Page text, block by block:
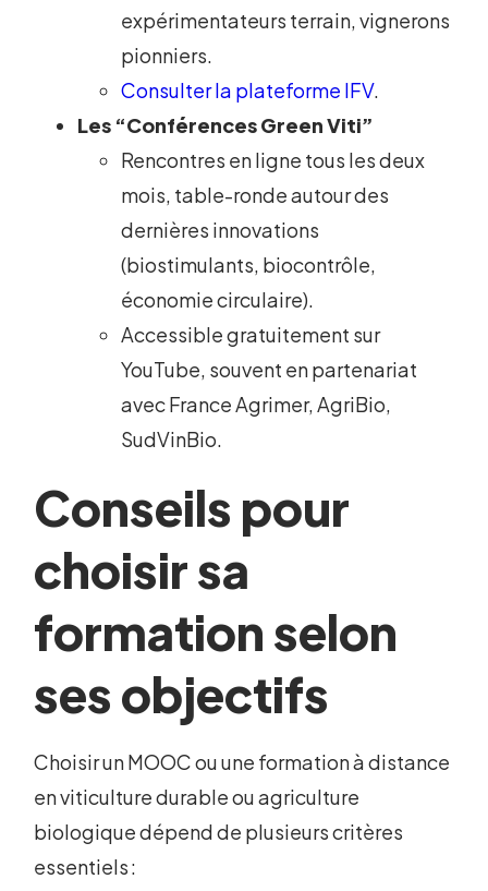
expérimentateurs terrain, vignerons
pionniers.
Consulter la plateforme IFV.
Les “Conférences Green Viti”
Rencontres en ligne tous les deux
mois, table-ronde autour des
dernières innovations
(biostimulants, biocontrôle,
économie circulaire).
Accessible gratuitement sur
YouTube, souvent en partenariat
avec France Agrimer, AgriBio,
SudVinBio.
Conseils pour
choisir sa
formation selon
ses objectifs
Choisir un MOOC ou une formation à distance
en viticulture durable ou agriculture
biologique dépend de plusieurs critères
essentiels :